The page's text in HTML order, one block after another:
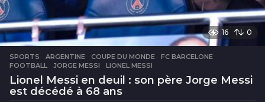
16 0
SPORTS ARGENTINE ,COUPE DU MONDE ,FC BARCELONE
FOOTBALL
,JORGE MESSI ,LIONEL MESSI
Lionel Messi en deuil : son père Jorge Messi
est décédé à 68 ans